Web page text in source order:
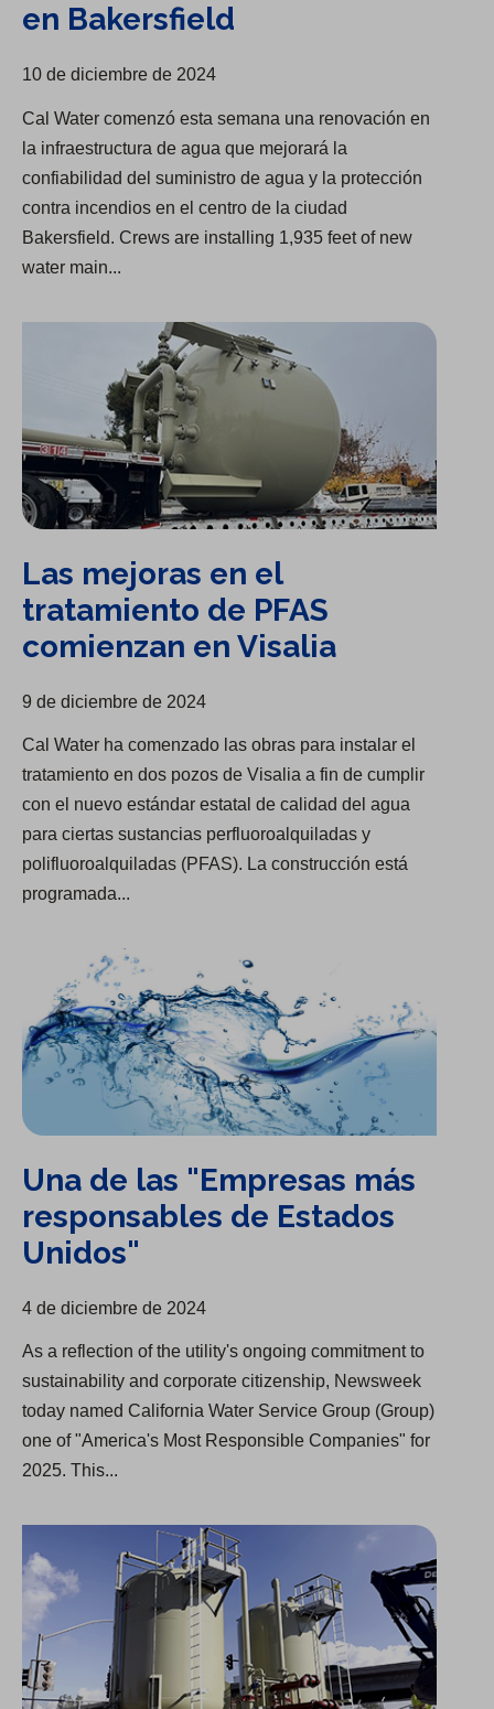
en Bakersfield
10 de diciembre de 2024
Cal Water comenzó esta semana una renovación en
la infraestructura de agua que mejorará la
confiabilidad del suministro de agua y la protección
contra incendios en el centro de la ciudad
Bakersfield. Crews are installing 1,935 feet of new
water main...
Las mejoras en el tratamiento de PFAS comienzan en Visalia
Las mejoras en el
tratamiento de PFAS
comienzan en Visalia
9 de diciembre de 2024
Cal Water ha comenzado las obras para instalar el
tratamiento en dos pozos de Visalia a fin de cumplir
con el nuevo estándar estatal de calidad del agua
para ciertas sustancias perfluoroalquiladas y
polifluoroalquiladas (PFAS). La construcción está
programada...
Una de las "Empresas más
responsables de Estados
Unidos"
4 de diciembre de 2024
As a reflection of the utility's ongoing commitment to
sustainability and corporate citizenship, Newsweek
today named California Water Service Group (Group)
one of "America's Most Responsible Companies" for
2025. This...
Mejoras en la infraestructura y el tratamiento de PFAS en Bakersfield